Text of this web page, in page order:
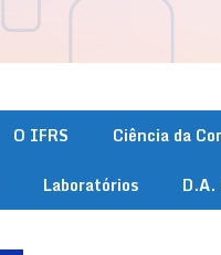
O IFRS Ciência da
Laboratórios D.A.